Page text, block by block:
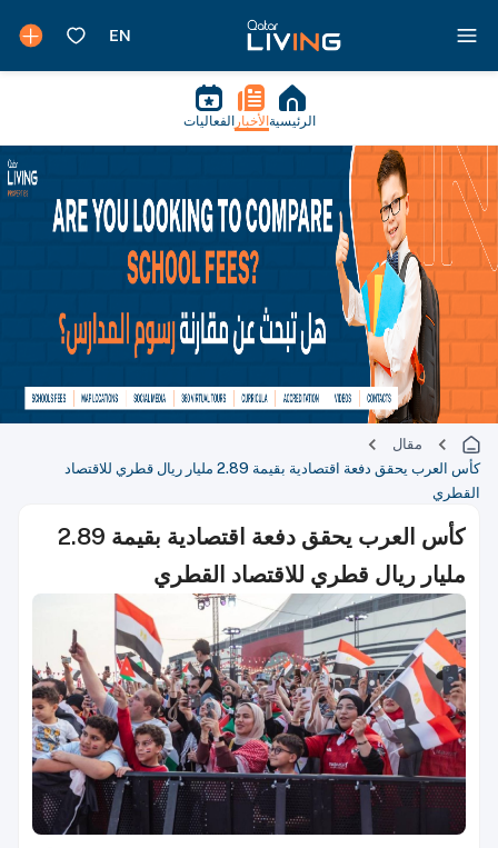
الرئيسية الأخبار الفعاليات
مقال
كأس العرب يحقق دفعة اقتصادية بقيمة 2.89 مليار ريال قطري للاقتصاد
القطري
كأس العرب يحقق دفعة اقتصادية بقيمة 2.89
مليار ريال قطري للاقتصاد القطري